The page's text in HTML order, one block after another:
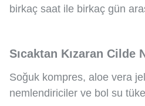
birkaç saat ile birkaç gün
Sıcaktan Kızaran Cilde
Soğuk kompres, aloe vera
nemlendiriciler ve bol su